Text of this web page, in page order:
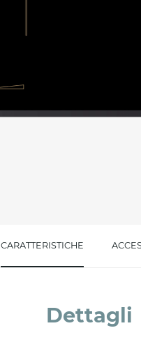
CARATTERISTICHE
Dettagli